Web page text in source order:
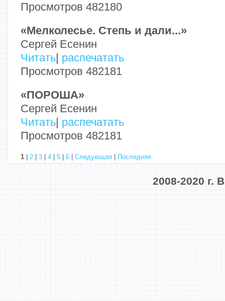
Просмотров 482180
«Мелколесье. Степь и дали...»
Сергей Есенин
Читать распечатать
Просмотров 482181
«ПОРОША»
Сергей Есенин
Читать распечатать
Просмотров 482181
1 2 3 4 5 6 Следующая Последняя
2008-2020 г.